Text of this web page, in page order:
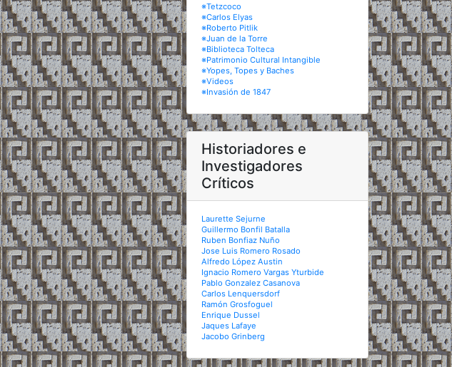
※Tetzcoco
※Carlos Elyas
※Roberto Pitlik
※Juan de la Torre
※Biblioteca Tolteca
※Patrimonio Cultural Intangible
※Yopes, Topes y Baches
※Videos
※Invasión de 1847
Historiadores e
Investigadores
Críticos
Laurette Sejurne
Guillermo Bonfil Batalla
Ruben Bonfiaz Nuño
Jose Luis Romero Rosado
Alfredo López Austin
Ignacio Romero Vargas Yturbide
Pablo Gonzalez Casanova
Carlos Lenquersdorf
Ramón Grosfoguel
Enrique Dussel
Jaques Lafaye
Jacobo Grinberg